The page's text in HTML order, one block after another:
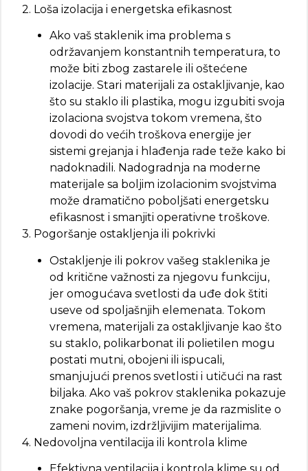
2. Loša izolacija i energetska efikasnost
Ako vaš staklenik ima problema s
održavanjem konstantnih temperatura, to
može biti zbog zastarele ili oštećene
izolacije. Stari materijali za ostakljivanje, kao
što su staklo ili plastika, mogu izgubiti svoja
izolaciona svojstva tokom vremena, što
dovodi do većih troškova energije jer
sistemi grejanja i hlađenja rade teže kako bi
nadoknadili. Nadogradnja na moderne
materijale sa boljim izolacionim svojstvima
može dramatično poboljšati energetsku
efikasnost i smanjiti operativne troškove.
3. Pogoršanje ostakljenja ili pokrivki
Ostakljenje ili pokrov vašeg staklenika je
od kritične važnosti za njegovu funkciju,
jer omogućava svetlosti da uđe dok štiti
useve od spoljašnjih elemenata. Tokom
vremena, materijali za ostakljivanje kao što
su staklo, polikarbonat ili polietilen mogu
postati mutni, obojeni ili ispucali,
smanjujući prenos svetlosti i utičući na rast
biljaka. Ako vaš pokrov staklenika pokazuje
znake pogoršanja, vreme je da razmislite o
zameni novim, izdržljivijim materijalima.
4. Nedovoljna ventilacija ili kontrola klime